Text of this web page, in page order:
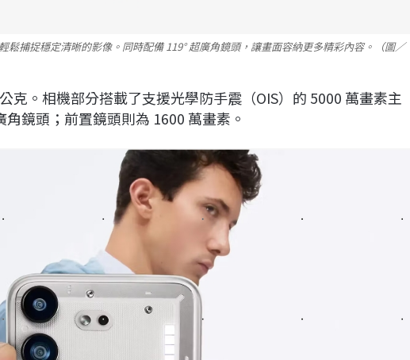
鬆捕捉穩定清晰的影像。同時配備 119° 超廣角鏡頭，讓畫面容納更多精彩內容。（圖／
克。相機部分搭載了支援光學防手震（OIS）的 5000 萬畫素主
鏡頭；前置鏡頭則為 1600 萬畫素。